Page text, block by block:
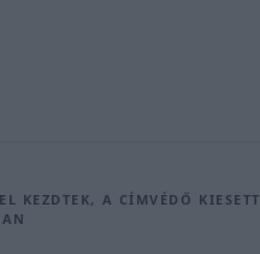
KEZDTEK, A CÍMVÉDŐ KIESETT